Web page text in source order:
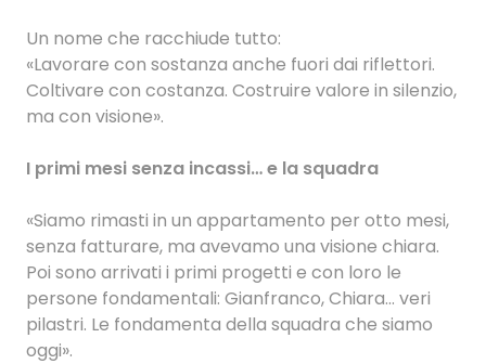
Un nome che racchiude tutto:
«Lavorare con sostanza anche fuori dai riflettori.
Coltivare con costanza. Costruire valore in silenzio,
ma con visione».
I primi mesi senza incassi… e la squadra
«Siamo rimasti in un appartamento per otto mesi,
senza fatturare, ma avevamo una visione chiara.
Poi sono arrivati i primi progetti e con loro le
persone fondamentali: Gianfranco, Chiara… veri
pilastri. Le fondamenta della squadra che siamo
oggi».